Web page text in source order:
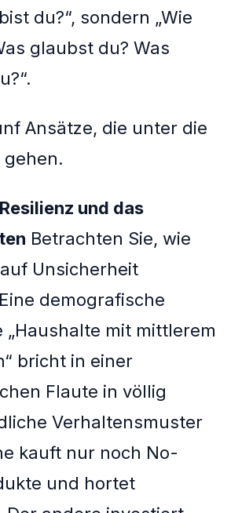
du?“, sondern „Wie
glaubst du? Was
Ansätze, die unter die
gehen.
und das
Betrachten Sie, wie
Unsicherheit
demografische
„Haushalte mit mittlerem
bricht in einer
Flaute in völlig
Verhaltensmuster
kauft nur noch No-
und hortet